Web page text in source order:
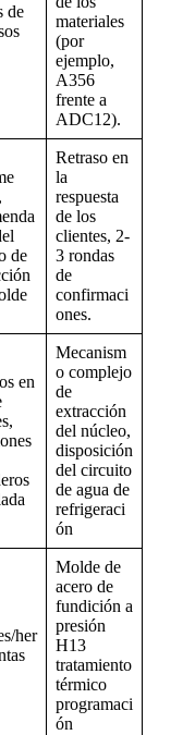
de
materiales
(por
ejemplo,
A356
frente a
ADC12).
de
Retraso en
la
respuesta
de los
clientes, 2-
3 rondas
de
confirmaci
ones.
en
Mecanism
o complejo
de
extracción
del núcleo,
disposición
del circuito
de agua de
refrigeraci
ón
her
Molde de
acero de
fundición a
presión
H13
tratamiento
térmico
programaci
ón